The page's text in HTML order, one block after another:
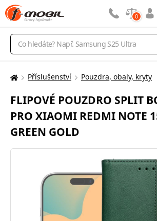
Vyhledávání
0
Zde
nacházíte:
Příslušenství Pouzdra, obaly, kryty
FLIPOVÉ POUZDRO SPLIT
PRO XIAOMI REDMI NOTE
GREEN GOLD